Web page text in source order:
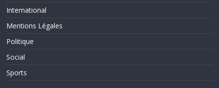
International
Mentions Légales
Politique
Social
Sports